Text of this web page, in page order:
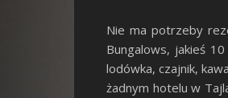
Nie ma potrzeby
Bungalows, jakieś
lodówka, czajnik,
żadnym hotelu w